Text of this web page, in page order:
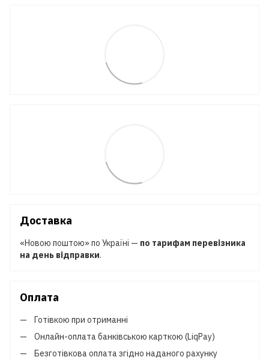
Доставка
«Новою поштою» по Україні — по тарифам перевізника
на день відправки.
Оплата
Готівкою при отриманні
Онлайн-оплата банківською карткою (LiqPay)
Безготівкова оплата згідно наданого рахунку